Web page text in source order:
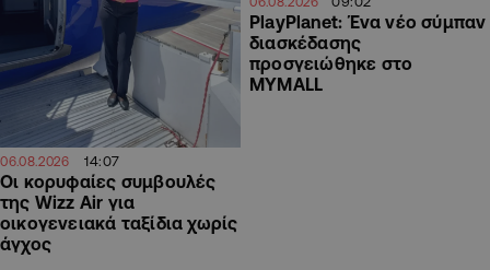
06.08.2026 14:07
Οι κορυφαίες συμβουλές
της Wizz Air για
οικογενειακά ταξίδια χωρίς
άγχος
PlayPlanet: Ένα νέο σύμπαν
διασκέδασης
προσγειώθηκε στο
MYMALL